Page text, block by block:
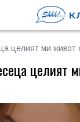
целият ми живот
целият